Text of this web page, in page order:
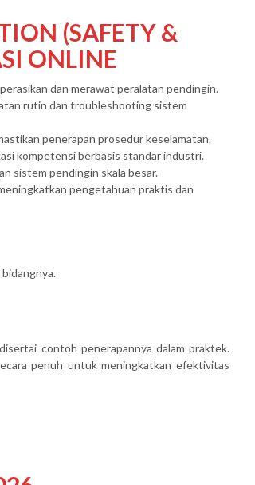
(SAFETY &
ONLINE
dan merawat peralatan pendingin.
rutin dan troubleshooting sistem
penerapan prosedur keselamatan.
kompetensi berbasis standar industri.
sistem pendingin skala besar.
pengetahuan praktis dan
contoh penerapannya dalam praktek.
penuh untuk meningkatkan efektivitas